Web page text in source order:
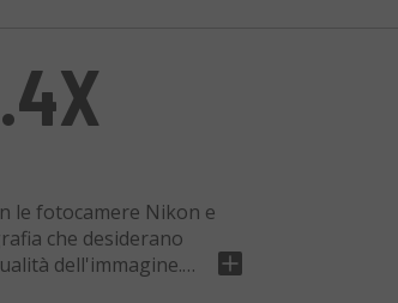
le fotocamere Nikon e
che desiderano
dell'immagine.